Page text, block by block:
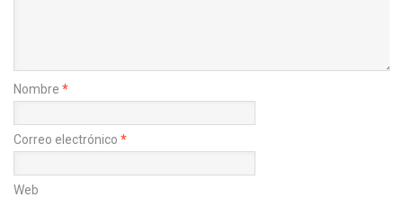
Nombre *
Correo electrónico *
Web